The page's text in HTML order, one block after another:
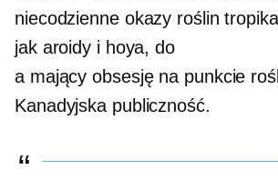
niecodzienne okazy roślin
jak aroidy i hoya, do
a mający obsesję na punkcie
Kanadyjska publiczność.